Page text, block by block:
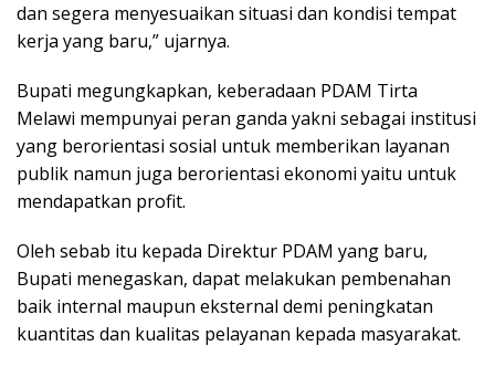
dan segera menyesuaikan situasi dan kondisi tempat
kerja yang baru,” ujarnya.
Bupati megungkapkan, keberadaan PDAM Tirta
Melawi mempunyai peran ganda yakni sebagai institusi
yang berorientasi sosial untuk memberikan layanan
publik namun juga berorientasi ekonomi yaitu untuk
mendapatkan profit.
Oleh sebab itu kepada Direktur PDAM yang baru,
Bupati menegaskan, dapat melakukan pembenahan
baik internal maupun eksternal demi peningkatan
kuantitas dan kualitas pelayanan kepada masyarakat.